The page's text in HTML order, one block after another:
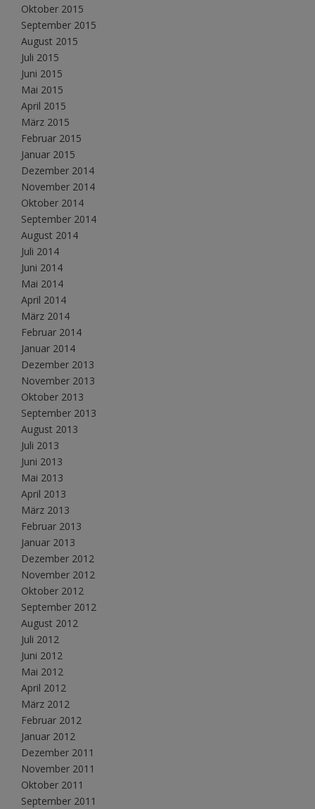
Oktober 2015
September 2015
August 2015
Juli 2015
Juni 2015
Mai 2015
April 2015
März 2015
Februar 2015
Januar 2015
Dezember 2014
November 2014
Oktober 2014
September 2014
August 2014
Juli 2014
Juni 2014
Mai 2014
April 2014
März 2014
Februar 2014
Januar 2014
Dezember 2013
November 2013
Oktober 2013
September 2013
August 2013
Juli 2013
Juni 2013
Mai 2013
April 2013
März 2013
Februar 2013
Januar 2013
Dezember 2012
November 2012
Oktober 2012
September 2012
August 2012
Juli 2012
Juni 2012
Mai 2012
April 2012
März 2012
Februar 2012
Januar 2012
Dezember 2011
November 2011
Oktober 2011
September 2011